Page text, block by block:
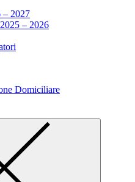
– 2027
– 2026
Domiciliare